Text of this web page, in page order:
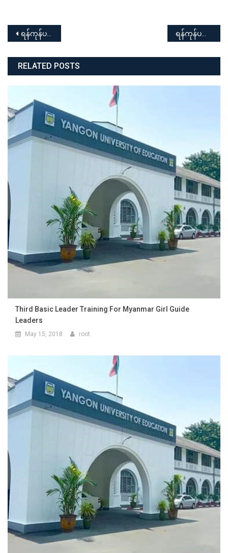
Post
navigation
ရန်ကုန်ပညာရေးတက္ကသိုလ် ၂၀၂၃ ခုနှစ်၊ (၇၆)နှစ်မြောက် လွတ်လပ်ရေးနေ့ အထိမ်းအမှတ် စာစီစာကုံးနှင့် ကဗျာပြိုင်ပွဲ ရန်ကုန်ပညာရေးတက္ကသိုလ် ၂၀၂၃-၂၀၂၄ ပညာသင်နှစ် အမျိုးသား/အမျိုးသမီး ဘောလုံးပြိုင်ပွဲ ဆုချီးမြှင့်ပွဲအခမ်းအနား
RELATED POSTS
Third Basic Leader Training For Myanmar Girl Guide
Leaders
May 15, 2018 root